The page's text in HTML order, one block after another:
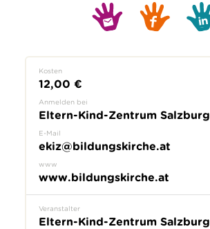
Kosten
12,00 €
Anmelden bei
Eltern-Kind-Zentrum Salzburg
E-Mail
ekiz@bildungskirche.at
www
www.bildungskirche.at
Veranstalter
Eltern-Kind-Zentrum Salzburg